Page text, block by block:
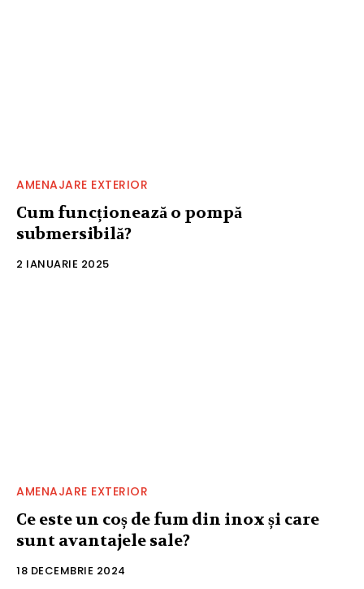
AMENAJARE EXTERIOR
Cum funcționează o pompă
submersibilă?
2 IANUARIE 2025
AMENAJARE EXTERIOR
Ce este un coș de fum din inox și care
sunt avantajele sale?
18 DECEMBRIE 2024